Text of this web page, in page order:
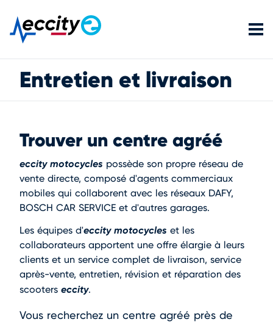
Entretien et livraison
Trouver un centre agréé
eccity motocycles possède son propre réseau de
vente directe, composé d'agents commerciaux
mobiles qui collaborent avec les réseaux DAFY,
BOSCH CAR SERVICE et d'autres garages.
Les équipes d'eccity motocycles et les
collaborateurs apportent une offre élargie à leurs
clients et un service complet de livraison, service
après-vente, entretien, révision et réparation des
scooters eccity.
Vous recherchez un centre agréé près de